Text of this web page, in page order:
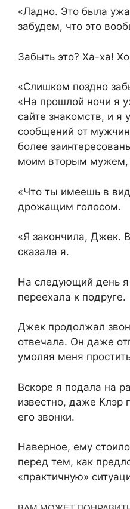
«Ладно. Это была
забудем, что это
Забыть это? Ха-ха!
«Слишком поздно
«На прошлой ночи я
сайте знакомств, и я
сообщений от
более
моим вторым мужем,
«Что ты имеешь в
дрожащим голосом.
«Я закончила, Джек.
сказала я.
На следующий день
переехала к подруге.
Джек продолжал
отвечала. Он даже
умоляя меня
Вскоре я подала на
известно, даже Клэр
его звонки.
Наверное, ему
перед тем, как
«практичную»